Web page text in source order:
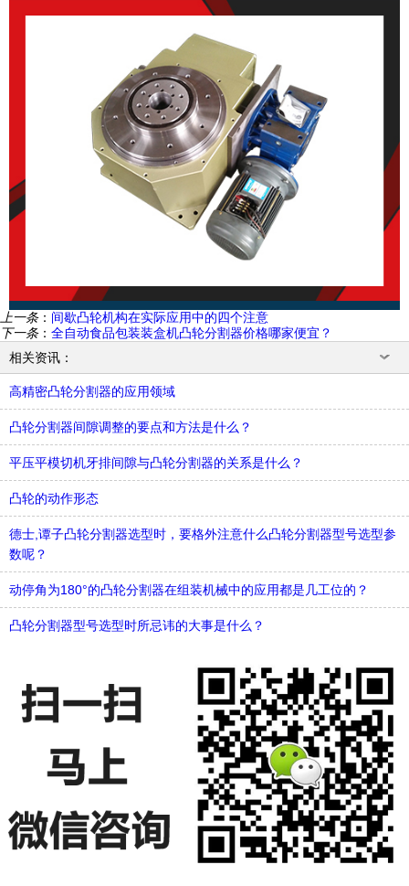
上一条： 间歇凸轮机构在实际应用中的四个注意
下一条： 全自动食品包装装盒机凸轮分割器价格哪家便宜？
相关资讯：
高精密凸轮分割器的应用领域
凸轮分割器间隙调整的要点和方法是什么？
平压平模切机牙排间隙与凸轮分割器的关系是什么？
凸轮的动作形态
德士,谭子凸轮分割器选型时，要格外注意什么凸轮分割器型号选型参
数呢？
动停角为180°的凸轮分割器在组装机械中的应用都是几工位的？
凸轮分割器型号选型时所忌讳的大事是什么？